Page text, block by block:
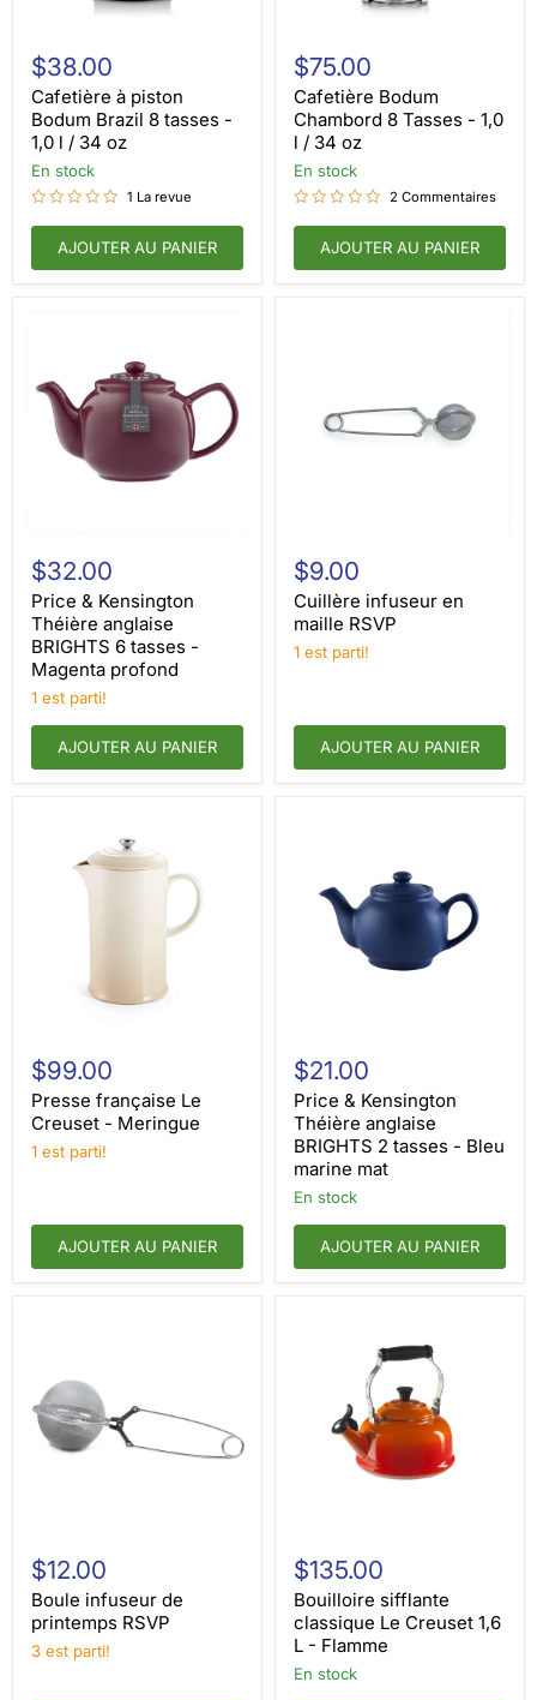
à
piston
Bodum
Brazil
8
tasses
1,0
oz
$38.00
Cafetière à piston
Bodum Brazil 8 tasses -
1,0 l / 34 oz
en stock
1 La revue
AJOUTER AU PANIER
Bodum
Chambord
8
Tasses
1,0
34
oz
$75.00
Cafetière Bodum
Chambord 8 Tasses - 1,0
l / 34 oz
en stock
2 Commentaires
AJOUTER AU PANIER
&
Kensington
Théière
anglaise
BRIGHTS
6
tasses
-
Magenta
profond
$32.00
Price & Kensington
Théière anglaise
BRIGHTS 6 tasses -
Magenta profond
1 est parti!
AJOUTER AU PANIER
infuseur
en
maille
RSVP
$9.00
Cuillère infuseur en
maille RSVP
1 est parti!
AJOUTER AU PANIER
française
Le
Creuset
Meringue
$99.00
Presse française Le
Creuset - Meringue
1 est parti!
AJOUTER AU PANIER
&
Kensington
Théière
anglaise
BRIGHTS
2
tasses
marine
$21.00
Price & Kensington
Théière anglaise
BRIGHTS 2 tasses - Bleu
marine mat
en stock
AJOUTER AU PANIER
infuseur
de
printemps
RSVP
$12.00
Boule infuseur de
printemps RSVP
3 est parti!
sifflante
classique
Le
Creuset
1,6
L
$135.00
Bouilloire sifflante
classique Le Creuset 1,6
L - Flamme
en stock